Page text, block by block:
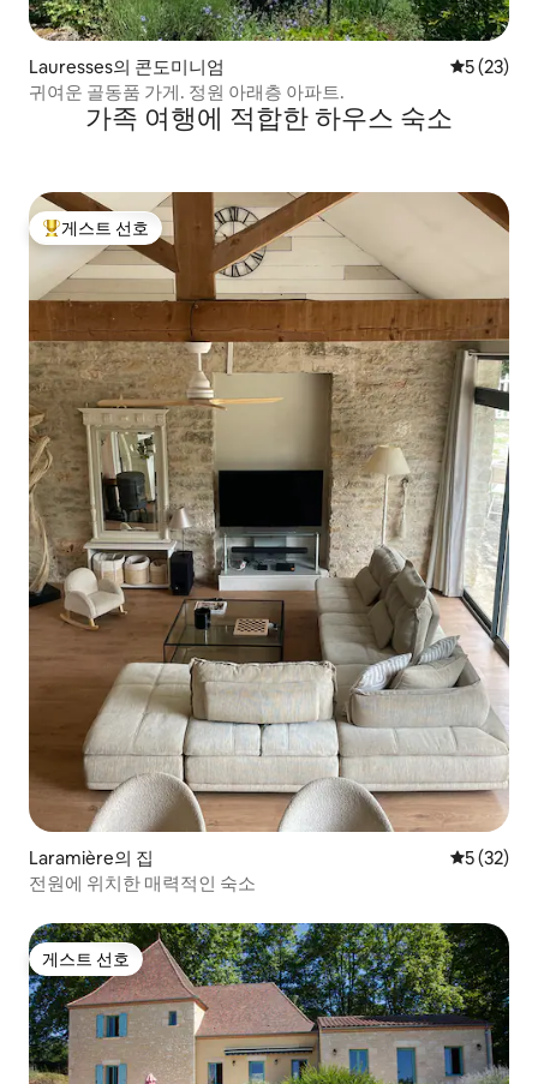
Lauresses의 콘도미니엄 평점 5점
5 (23)
귀여운 골동품 가게. 정원 아래층 아파트.
가족 여행에 적합한 하우스 숙소
상위 게스트 선호
게스트 선호
Laramière의 집 평점 5점
5 (32)
전원에 위치한 매력적인 숙소
게스트 선호
게스트 선호